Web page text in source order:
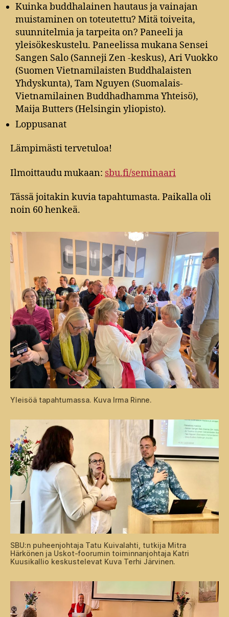
Kuinka buddhalainen hautaus ja vainajan
muistaminen on toteutettu? Mitä toiveita,
suunnitelmia ja tarpeita on? Paneeli ja
yleisökeskustelu. Paneelissa mukana Sensei
Sangen Salo (Sanneji Zen -keskus), Ari Vuokko
(Suomen Vietnamilaisten Buddhalaisten
Yhdyskunta), Tam Nguyen (Suomalais-
Vietnamilainen Buddhadhamma Yhteisö),
Maija Butters (Helsingin yliopisto).
Loppusanat
Lämpimästi tervetuloa!
Ilmoittaudu mukaan: sbu.fi/seminaari
Tässä joitakin kuvia tapahtumasta. Paikalla oli
noin 60 henkeä.
Yleisöä tapahtumassa. Kuva Irma Rinne.
SBU:n puheenjohtaja Tatu Kuivalahti, tutkija Mitra
Härkönen ja Uskot-foorumin toiminnanjohtaja Katri
Kuusikallio keskustelevat Kuva Terhi Järvinen.